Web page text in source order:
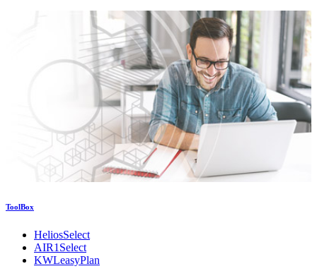
ToolBox
HeliosSelect
AIR1Select
KWLeasyPlan